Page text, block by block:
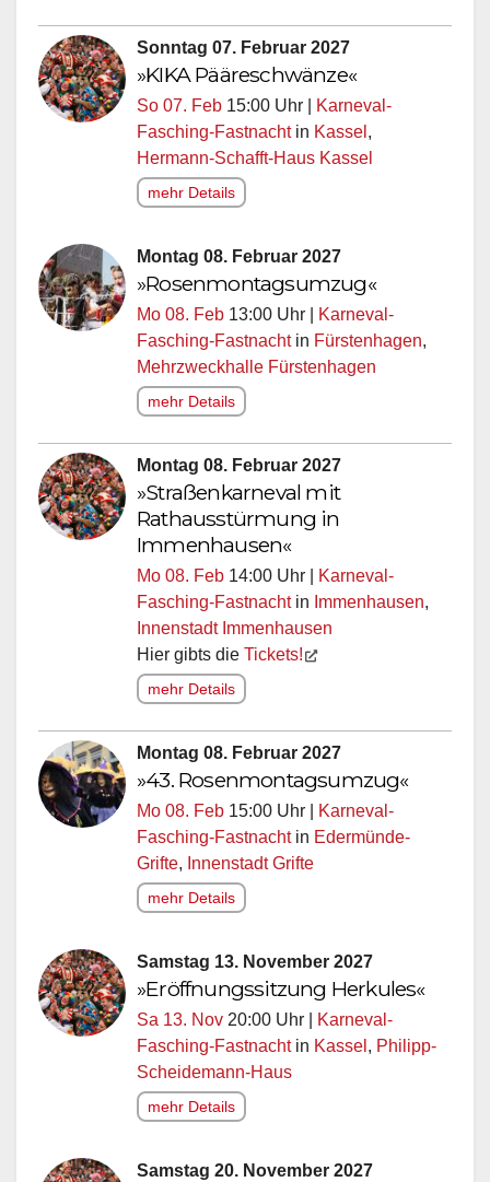
Sonntag 07. Februar 2027
»KIKA Pääreschwänze«
So 07. Feb 15:00 Uhr |
Karneval-
Fasching-Fastnachtin Kassel ,
Hermann-Schafft-Haus Kassel
mehr Details
Montag 08. Februar 2027
»Rosenmontagsumzug«
Mo 08. Feb 13:00 Uhr |
Karneval-
Fasching-Fastnachtin Fürstenhagen,
Mehrzweckhalle Fürstenhagen
mehr Details
Montag 08. Februar 2027
»Straßenkarneval mit
Rathausstürmung in
Immenhausen«
Mo 08. Feb 14:00 Uhr |
Karneval-
Fasching-Fastnachtin Immenhausen,
Innenstadt Immenhausen
Hier gibts die Tickets!
mehr Details
Montag 08. Februar 2027
»43. Rosenmontagsumzug«
Mo 08. Feb 15:00 Uhr |
Karneval-
Fasching-Fastnachtin Edermünde-
Grifte, Innenstadt Grifte
mehr Details
Samstag 13. November 2027
»Eröffnungssitzung Herkules«
Sa 13. Nov 20:00 Uhr |
Karneval-
Fasching-Fastnachtin Kassel , Philipp-
Scheidemann-Haus
mehr Details
Samstag 20. November 2027